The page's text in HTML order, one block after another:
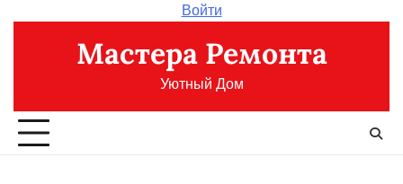
содержимому
Войти
Мастера Ремонта
Уютный Дом